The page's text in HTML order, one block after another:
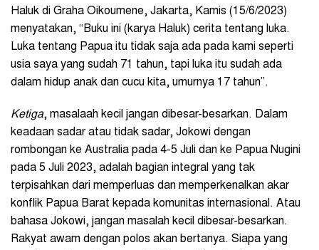
Haluk di Graha Oikoumene, Jakarta, Kamis (15/6/2023)
menyatakan, “Buku ini (karya Haluk) cerita tentang luka.
Luka tentang Papua itu tidak saja ada pada kami seperti
usia saya yang sudah 71 tahun, tapi luka itu sudah ada
dalam hidup anak dan cucu kita, umurnya 17 tahun”.
Ketiga, masalaah kecil jangan dibesar-besarkan. Dalam
keadaan sadar atau tidak sadar, Jokowi dengan
rombongan ke Australia pada 4-5 Juli dan ke Papua Nugini
pada 5 Juli 2023, adalah bagian integral yang tak
terpisahkan dari memperluas dan memperkenalkan akar
konflik Papua Barat kepada komunitas internasional. Atau
bahasa Jokowi, jangan masalah kecil dibesar-besarkan.
Rakyat awam dengan polos akan bertanya. Siapa yang